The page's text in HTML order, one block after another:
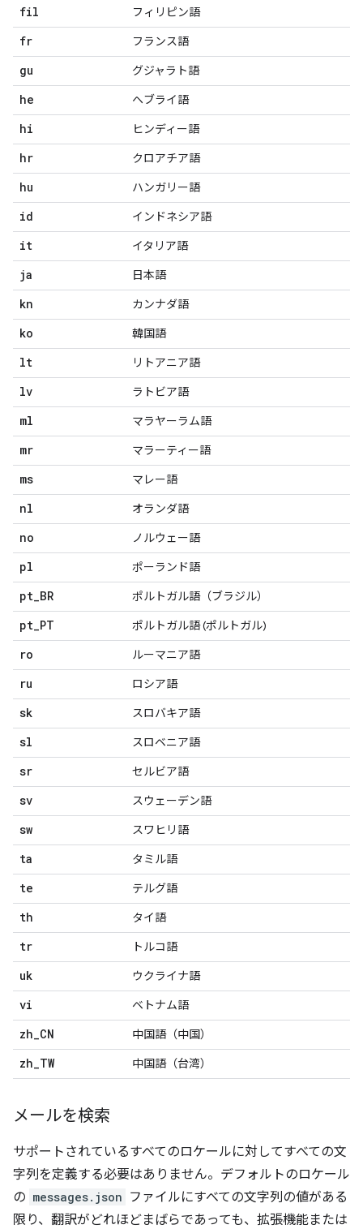
fil フィリピン語
fr フランス語
gu グジャラト語
he ヘブライ語
hi ヒンディー語
hr クロアチア語
hu ハンガリー語
id インドネシア語
it イタリア語
ja 日本語
kn カンナダ語
ko 韓国語
lt リトアニア語
lv ラトビア語
ml マラヤーラム語
mr マラーティー語
ms マレー語
nl オランダ語
no ノルウェー語
pl ポーランド語
pt BR ポルトガル語（ブラジル）
pt PT ポルトガル語 (ポルトガル)
ro ルーマニア語
ru ロシア語
sk スロバキア語
sl スロベニア語
sr セルビア語
sv スウェーデン語
sw スワヒリ語
ta タミル語
te テルグ語
th タイ語
tr トルコ語
uk ウクライナ語
vi ベトナム語
zh CN 中国語（中国）
zh TW 中国語（台湾）
メールを検索
サポートされているすべてのロケールに対してすべての文
字列を定義する必要はありません。デフォルトのロケール
の messages.json ファイルにすべての文字列の値がある
限り、翻訳がどれほどまばらであっても、拡張機能または